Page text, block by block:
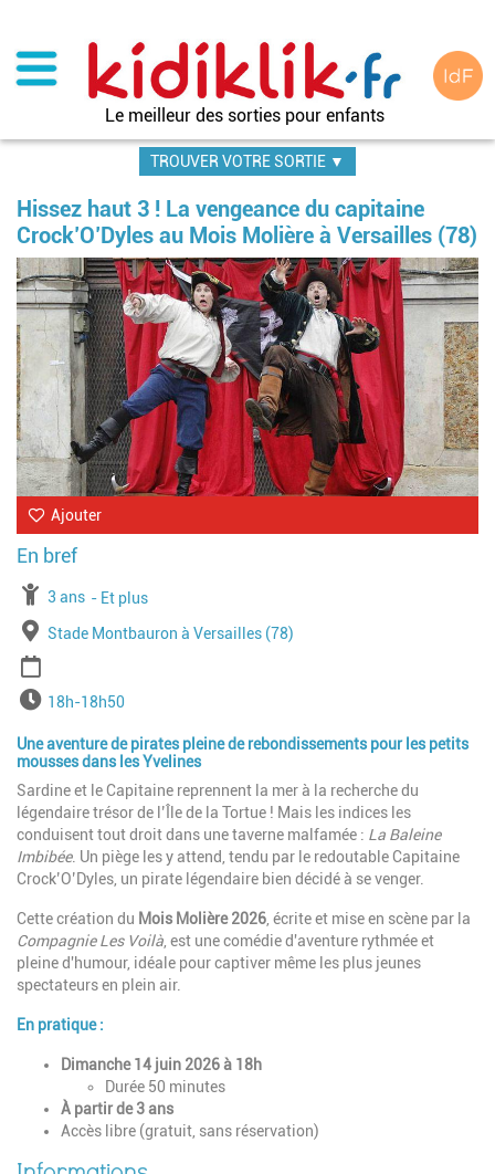
contenu
principal
Le meilleur des sorties pour enfants
TROUVER VOTRE SORTIE ▼
Hissez haut 3 ! La vengeance du capitaine
Crock’O’Dyles au Mois Molière à Versailles (78)
Ajouter
À partir de
3 ans Jusqu'à l'age de
Et plus
Lieu
Stade Montbauron à Versailles (78)
Horaires18h-18h50
Une aventure de pirates pleine de rebondissements pour les petits
mousses dans les Yvelines
Sardine et le Capitaine reprennent la mer à la recherche du
légendaire trésor de l’Île de la Tortue ! Mais les indices les
conduisent tout droit dans une taverne malfamée : La Baleine
Imbibée. Un piège les y attend, tendu par le redoutable Capitaine
Crock’O’Dyles, un pirate légendaire bien décidé à se venger.
Cette création du Mois Molière 2026 , écrite et mise en scène par la
Compagnie Les Voilà , est une comédie d'aventure rythmée et
pleine d'humour, idéale pour captiver même les plus jeunes
spectateurs en plein air.
En pratique :
Dimanche 14 juin 2026 à 18h
Durée 50 minutes
À partir de 3 ans
Accès libre (gratuit, sans réservation)